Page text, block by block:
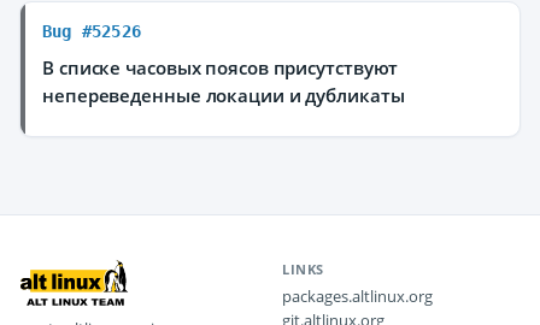
Bug #52526
В списке часовых поясов присутствуют
непереведенные локации и дубликаты
LINKS
packages.altlinux.org
git.altlinux.org